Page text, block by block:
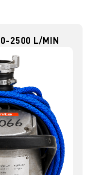
2500 L/MIN